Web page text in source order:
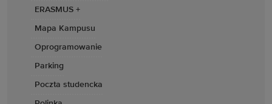
ERASMUS +
Mapa Kampusu
Oprogramowanie
Parking
Poczta studencka